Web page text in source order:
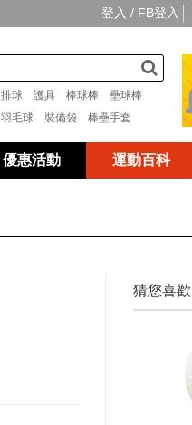
登入 / FB登入
排球 護具 棒球棒 壘球棒
羽毛球 裝備袋 棒壘手套
優惠活動 運動百科
猜您喜歡